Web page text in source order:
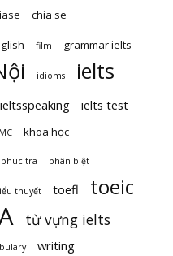
chia se
film grammar ielts
idioms ielts
ieltsspeaking ielts test
khoa học
phuc tra phân biệt
thuyết toefl toeic
từ vựng ielts
writing